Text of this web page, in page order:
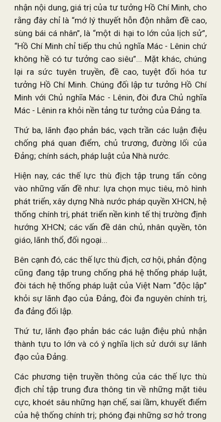
nhận nội dung, giá trị của tư tưởng Hồ Chí Minh, cho
rằng đây chỉ là “mớ lý thuyết hỗn độn nhằm đề cao,
sùng bái cá nhân”, là “một di hại to lớn của lịch sử”,
“Hồ Chí Minh chỉ tiếp thu chủ nghĩa Mác - Lênin chứ
không hề có tư tưởng cao siêu”... Mặt khác, chúng
lại ra sức tuyên truyền, đề cao, tuyệt đối hóa tư
tưởng Hồ Chí Minh. Chúng đối lập tư tưởng Hồ Chí
Minh với Chủ nghĩa Mác - Lênin, đòi đưa Chủ nghĩa
Mác - Lênin ra khỏi nền tảng tư tưởng của Đảng ta.
Thứ ba, lãnh đạo phản bác, vạch trần các luận điệu
chống phá quan điểm, chủ trương, đường lối của
Đảng; chính sách, pháp luật của Nhà nước.
Hiện nay, các thế lực thù địch tập trung tấn công
vào những vấn đề như: lựa chọn mục tiêu, mô hình
phát triển, xây dựng Nhà nước pháp quyền XHCN, hệ
thống chính trị, phát triển nền kinh tế thị trường định
hướng XHCN; các vấn đề dân chủ, nhân quyền, tôn
giáo, lãnh thổ, đối ngoại...
Bên cạnh đó, các thế lực thù địch, cơ hội, phản động
cũng đang tập trung chống phá hệ thống pháp luật,
đòi tách hệ thống pháp luật của Việt Nam “độc lập”
khỏi sự lãnh đạo của Đảng, đòi đa nguyên chính trị,
đa đảng đối lập.
Thứ tư, lãnh đạo phản bác các luận điệu phủ nhận
thành tựu to lớn và có ý nghĩa lịch sử dưới sự lãnh
đạo của Đảng.
Các phương tiện truyền thông của các thế lực thù
địch chỉ tập trung đưa thông tin về những mặt tiêu
cực, khoét sâu những hạn chế, sai lầm, khuyết điểm
của hệ thống chính trị; phóng đại những sơ hở trong